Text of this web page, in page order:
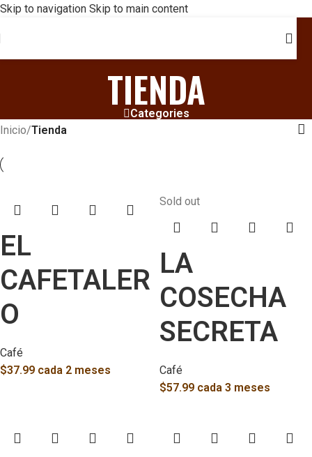
Skip to navigation Skip to main content
TIENDA
Categories
Inicio/Tienda
EL
CAFETALER
O
Café
$37.99 cada 2 meses
Sold out
LA
COSECHA
SECRETA
Café
$57.99 cada 3 meses